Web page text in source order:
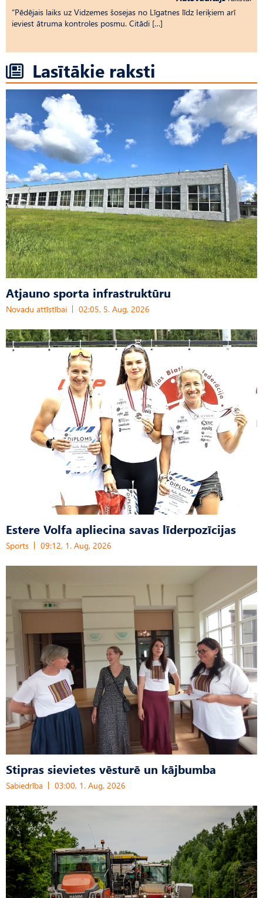
“Pēdējais laiks uz Vid­ze­mes šosejas no Līgatnes līdz Ieriķiem arī
ieviest ātruma kontroles posmu. Citādi […]
Lasītākie raksti
Atjauno sporta infrastruktūru
Novadu attīstībai 02:05, 5. Aug, 2026
Estere Volfa apliecina savas līderpozīcijas
Sports 09:12, 1. Aug, 2026
Stipras sievietes vēsturē un kājbumba
Sabiedrība 03:00, 1. Aug, 2026